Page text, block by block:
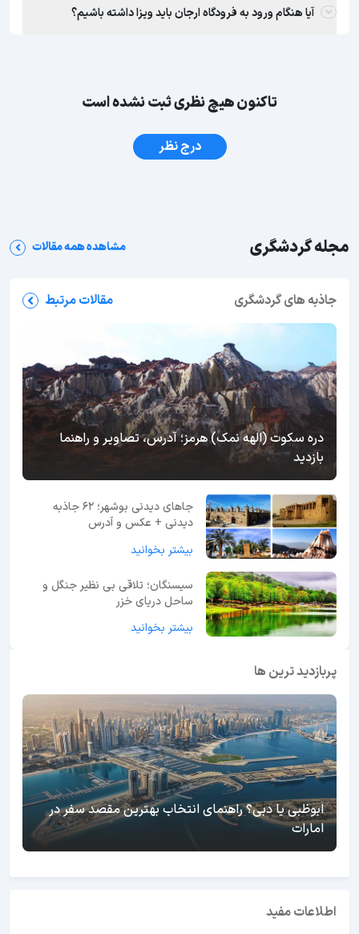
آیا هنگام ورود به فرودگاه ارجان باید ویزا داشته باشیم؟
تاکنون هیچ نظری ثبت نشده است
درج نظر
مجله گردشگری مشاهده همه مقالات
جاذبه های گردشگری مقالات مرتبط
دره سکوت (الهه نمک) هرمز؛ آدرس، تصاویر و راهنما
بازدید
جاهای دیدنی بوشهر؛ 62 جاذبه
دیدنی + عکس و آدرس
بیشتر بخوانید
سیسنگان؛ تلاقی بی نظیر جنگل و
ساحل دریای خزر
بیشتر بخوانید
پربازدید ترین ها
ابوظبی یا دبی؟ راهنمای انتخاب بهترین مقصد سفر در
امارات
اطلاعات مفید